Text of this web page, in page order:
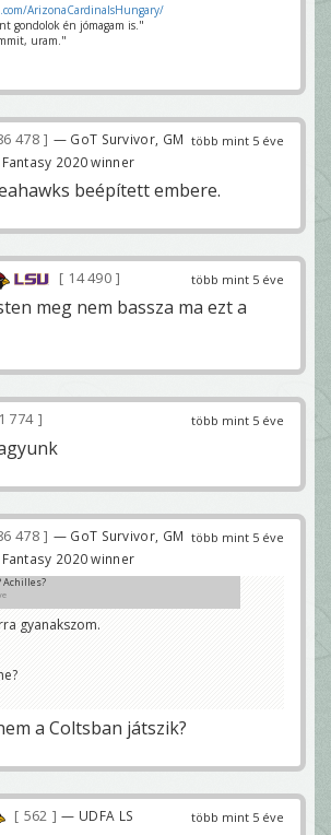
ArizonaCardinalsHungary/
gondolok én jómagam is."
uram."
több mint 5 éve
478
— GoT Survivor, GM
2020 winner
beépített embere.
több mint 5 éve
14 490
meg nem bassza ma ezt a
több mint 5 éve
1 774
több mint 5 éve
478
— GoT Survivor, GM
2020 winner
Achilles?
gyanakszom.
a Coltsban játszik?
több mint 5 éve
562 — UDFA LS